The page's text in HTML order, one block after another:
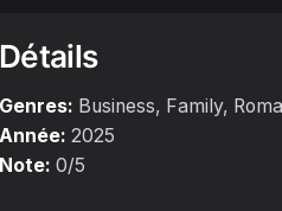
Détails
Genres: Business, Family,
Année: 2025
Note: 0/5